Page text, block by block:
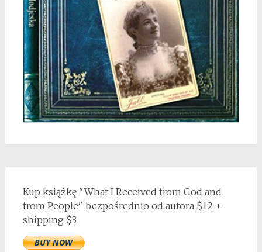
Kup książkę "What I Received from God and
from People" bezpośrednio od autora $12 +
shipping $3